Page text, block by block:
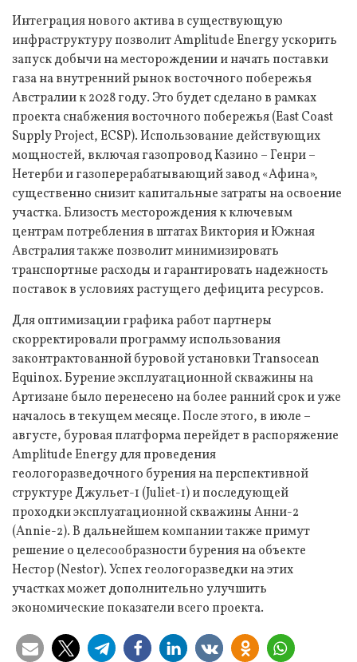
Интеграция нового актива в существующую
инфраструктуру позволит Amplitude Energy ускорить
запуск добычи на месторождении и начать поставки
газа на внутренний рынок восточного побережья
Австралии к 2028 году. Это будет сделано в рамках
проекта снабжения восточного побережья (East Coast
Supply Project, ECSP). Использование действующих
мощностей, включая газопровод Казино – Генри –
Нетерби и газоперерабатывающий завод «Афина»,
существенно снизит капитальные затраты на освоение
участка. Близость месторождения к ключевым
центрам потребления в штатах Виктория и Южная
Австралия также позволит минимизировать
транспортные расходы и гарантировать надежность
поставок в условиях растущего дефицита ресурсов.
Для оптимизации графика работ партнеры
скорректировали программу использования
законтрактованной буровой установки Transocean
Equinox. Бурение эксплуатационной скважины на
Артизане было перенесено на более ранний срок и уже
началось в текущем месяце. После этого, в июле –
августе, буровая платформа перейдет в распоряжение
Amplitude Energy для проведения
геологоразведочного бурения на перспективной
структуре Джульет-1 (Juliet-1) и последующей
проходки эксплуатационной скважины Анни-2
(Annie-2). В дальнейшем компании также примут
решение о целесообразности бурения на объекте
Нестор (Nestor). Успех геологоразведки на этих
участках может дополнительно улучшить
экономические показатели всего проекта.